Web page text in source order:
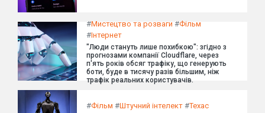
#Мистецтво та розваги #Фільм
#Інтернет
"Люди стануть лише похибкою": згідно з
прогнозами компанії Cloudflare, через
п'ять років обсяг трафіку, що генерують
боти, буде в тисячу разів більшим, ніж
трафік реальних користувачів.
#Фільм #Штучний інтелект #Техас